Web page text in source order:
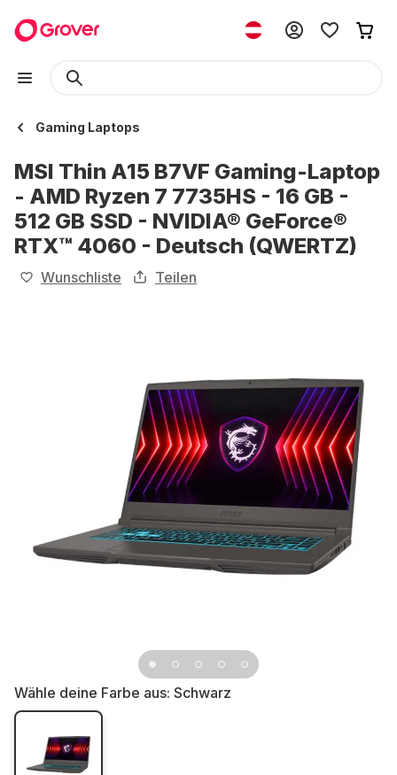
Gaming Laptops
MSI Thin A15 B7VF Gaming-Laptop
- AMD Ryzen 7 7735HS - 16 GB -
512 GB SSD - NVIDIA® GeForce®
RTX™ 4060 - Deutsch (QWERTZ)
Wunschliste Teilen
Wähle deine Farbe aus: Schwarz